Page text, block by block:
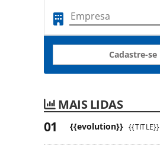
Cadastre-se
MAIS LIDAS
{{evolution}} {{TITLE}}